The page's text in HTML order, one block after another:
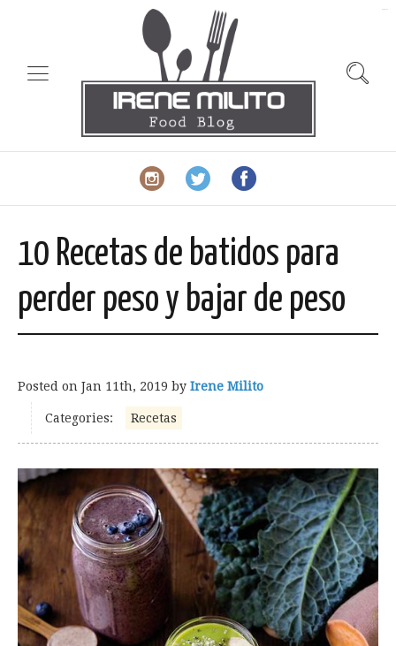
10 Recetas de batidos para
perder peso y bajar de peso
Posted on Jan 11th, 2019 by Irene Milito
Categories: Recetas